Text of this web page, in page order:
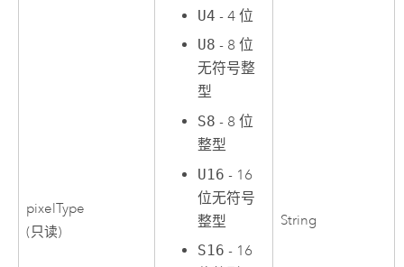
pixelType
(只读)
U4 - 4 位
U8 - 8 位
无符号整
型
S8 - 8 位
整型
U16 - 16
位无符号
整型
S16 - 16
String